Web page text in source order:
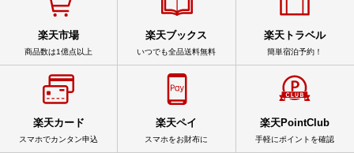
楽天市場
商品数は1億点以上
楽天ブックス
いつでも全品送料無料
楽天トラベル
簡単宿泊予約！
楽天カード
スマホでカンタン申込
楽天ペイ
スマホをお財布に
楽天PointClub
手軽にポイントを確認